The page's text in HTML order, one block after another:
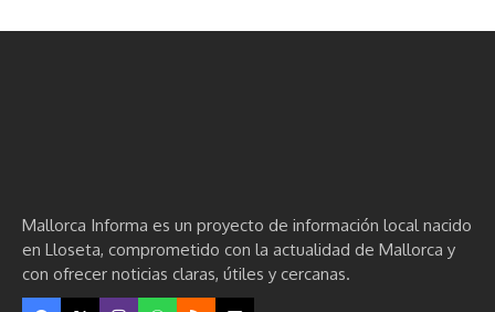
Mallorca Informa es un proyecto de información local nacido
en Lloseta, comprometido con la actualidad de Mallorca y
con ofrecer noticias claras, útiles y cercanas.